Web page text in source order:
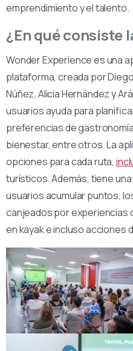
emprendimiento y el talento.
¿En qué consiste
Wonder Experience es una
plataforma, creada por
Núñez, Alicia Hernández y
usuarios ayuda para
preferencias de
bienestar, entre otros. La
opciones para cada ruta,
turísticos. Además, tiene
usuarios acumular puntos,
canjeados por experiencias
en kayak e incluso acciones